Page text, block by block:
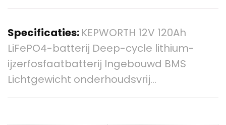
Specificaties: KEPWORTH 12V 120Ah
LiFePO4-batterij Deep-cycle lithium-
ijzerfosfaatbatterij Ingebouwd BMS
Lichtgewicht onderhoudsvrij…